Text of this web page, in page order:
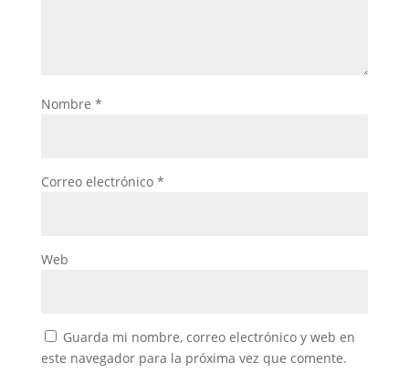
Nombre *
Correo electrónico *
Web
Guarda mi nombre, correo electrónico y web en
este navegador para la próxima vez que comente.